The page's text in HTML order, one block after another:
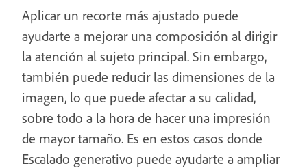
Aplicar un recorte más ajustado puede
ayudarte a mejorar una composición al dirigir
la atención al sujeto principal. Sin embargo,
también puede reducir las dimensiones de la
imagen, lo que puede afectar a su calidad,
sobre todo a la hora de hacer una impresión
de mayor tamaño. Es en estos casos donde
Escalado generativo puede ayudarte a ampliar